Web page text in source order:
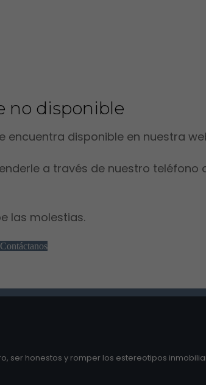
no disponible
encuentra disponible en nuestra
a través de nuestro
las molestias.
Contáctanos
ser honestos y romper los estereotipos